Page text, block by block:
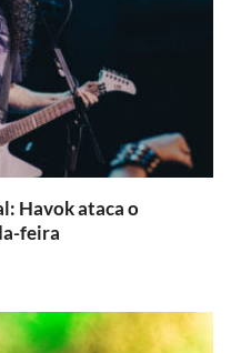
Havok ataca o
feira